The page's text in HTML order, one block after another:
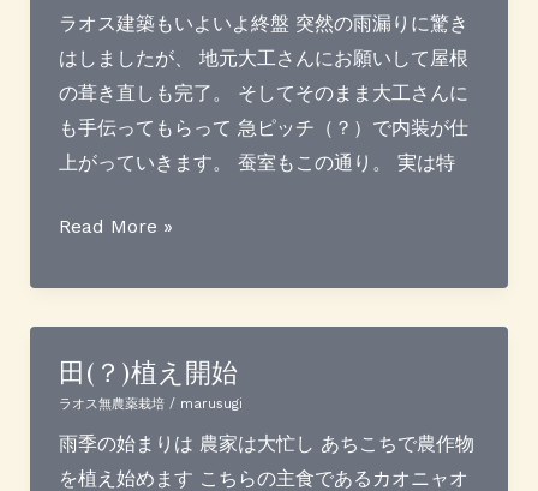
ラオス建築もいよいよ終盤 突然の雨漏りに驚き
はしましたが、 地元大工さんにお願いして屋根
の葺き直しも完了。 そしてそのまま大工さんに
も手伝ってもらって 急ピッチ（？）で内装が仕
上がっていきます。 蚕室もこの通り。 実は特
フ
ニ
ッ
シ
ュ
に
向
Read More »
田(？)植え開始
ラオス無農薬栽培/ marusugi
雨季の始まりは 農家は大忙し あちこちで農作物
を植え始めます こちらの主食であるカオニャオ